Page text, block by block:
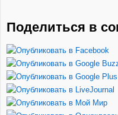
Поделиться в